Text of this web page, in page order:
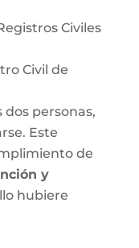
Civiles
Civil de
personas,
Este
de
y
hubiere